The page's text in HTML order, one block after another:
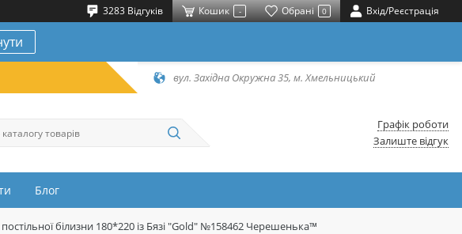
3283 Відгуків Кошик - Обрані 0 Вхід/Реєстрація
вул. Західна Окружна 35, м. Хмельницький
Графік роботи
Залиште відгук
Блог
білизни 180*220 із Бязі "Gold" №158462 Черешенька™